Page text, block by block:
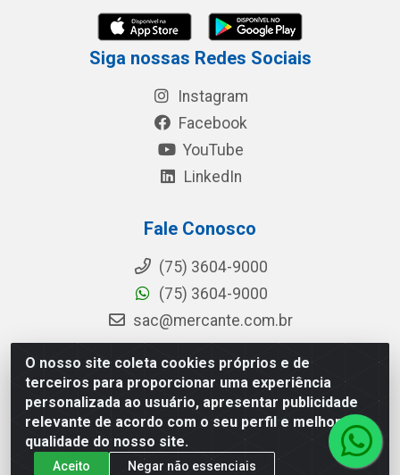
O nosso site coleta cookies próprios e de
terceiros para proporcionar uma experiência
personalizada ao usuário, apresentar publicidade
relevante de acordo com o seu perfil e melhorar a
qualidade do nosso site.
Aceito Negar não essenciais
Siga nossas Redes Sociais
Instagram
Facebook
YouTube
LinkedIn
Fale Conosco
(75) 3604-9000
(75) 3604-9000
sac@mercante.com.br
Mercante Distribuidora - Rua Mercante, 699 - Aviário, Feira de
Santana/BA - CEP 44.096-218 - CNPJ 96.755.848/0001-08